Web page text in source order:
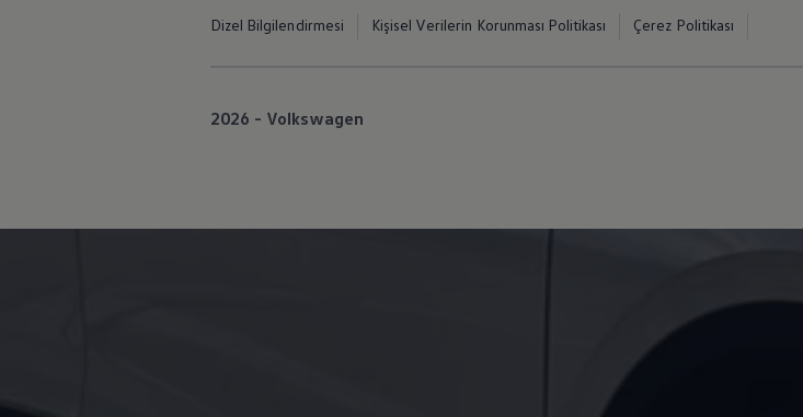
Dizel Bilgilendirmesi Kişisel Verilerin Korunması Politikası Çerez Politikası
2026 - Volkswagen